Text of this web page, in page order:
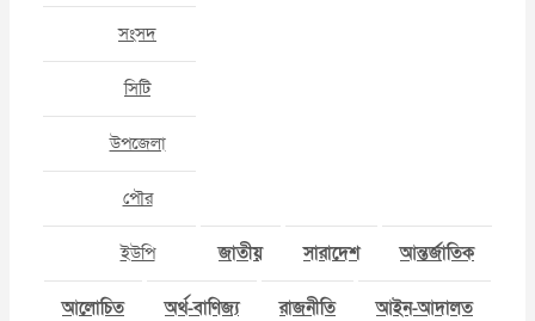
সংসদ
সিটি
উপজেলা
পৌর
ইউপি জাতীয় সারাদেশ আন্তর্জাতিক
আলোচিত অর্থ-বাণিজ্য রাজনীতি আইন-আদালত